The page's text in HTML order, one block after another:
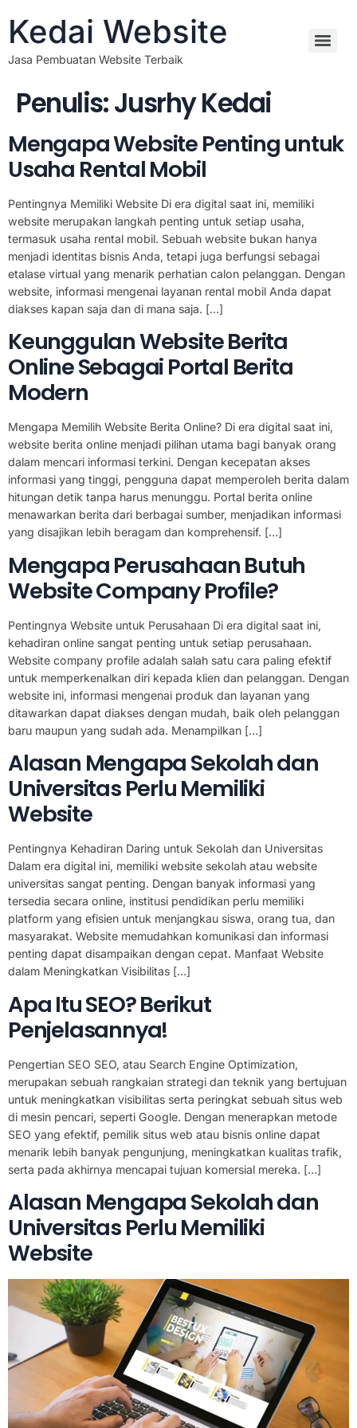
Kedai Website
Jasa Pembuatan Website Terbaik
Penulis:Jusrhy Kedai
Mengapa Website Penting untuk
Usaha Rental Mobil
Pentingnya Memiliki Website Di era digital saat ini, memiliki
website merupakan langkah penting untuk setiap usaha,
termasuk usaha rental mobil. Sebuah website bukan hanya
menjadi identitas bisnis Anda, tetapi juga berfungsi sebagai
etalase virtual yang menarik perhatian calon pelanggan. Dengan
website, informasi mengenai layanan rental mobil Anda dapat
diakses kapan saja dan di mana saja. […]
Keunggulan Website Berita
Online Sebagai Portal Berita
Modern
Mengapa Memilih Website Berita Online? Di era digital saat ini,
website berita online menjadi pilihan utama bagi banyak orang
dalam mencari informasi terkini. Dengan kecepatan akses
informasi yang tinggi, pengguna dapat memperoleh berita dalam
hitungan detik tanpa harus menunggu. Portal berita online
menawarkan berita dari berbagai sumber, menjadikan informasi
yang disajikan lebih beragam dan komprehensif. […]
Mengapa Perusahaan Butuh
Website Company Profile?
Pentingnya Website untuk Perusahaan Di era digital saat ini,
kehadiran online sangat penting untuk setiap perusahaan.
Website company profile adalah salah satu cara paling efektif
untuk memperkenalkan diri kepada klien dan pelanggan. Dengan
website ini, informasi mengenai produk dan layanan yang
ditawarkan dapat diakses dengan mudah, baik oleh pelanggan
baru maupun yang sudah ada. Menampilkan […]
Alasan Mengapa Sekolah dan
Universitas Perlu Memiliki
Website
Pentingnya Kehadiran Daring untuk Sekolah dan Universitas
Dalam era digital ini, memiliki website sekolah atau website
universitas sangat penting. Dengan banyak informasi yang
tersedia secara online, institusi pendidikan perlu memiliki
platform yang efisien untuk menjangkau siswa, orang tua, dan
masyarakat. Website memudahkan komunikasi dan informasi
penting dapat disampaikan dengan cepat. Manfaat Website
dalam Meningkatkan Visibilitas […]
Apa Itu SEO? Berikut
Penjelasannya!
Pengertian SEO SEO, atau Search Engine Optimization,
merupakan sebuah rangkaian strategi dan teknik yang bertujuan
untuk meningkatkan visibilitas serta peringkat sebuah situs web
di mesin pencari, seperti Google. Dengan menerapkan metode
SEO yang efektif, pemilik situs web atau bisnis online dapat
menarik lebih banyak pengunjung, meningkatkan kualitas trafik,
serta pada akhirnya mencapai tujuan komersial mereka. […]
Alasan Mengapa Sekolah dan
Universitas Perlu Memiliki
Website